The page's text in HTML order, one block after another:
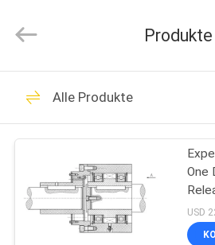
HAUS
PRODUKTE
ÜBER
UNS
Reserved.
Eine Weisen-
Produkte
Alle Produkte
One
403